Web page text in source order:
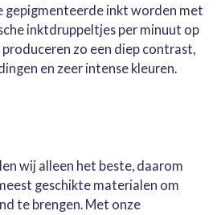
gepigmenteerde inkt worden met
inktdruppeltjes per minuut op
zo een diep contrast,
en zeer intense kleuren.
wij alleen het beste, daarom
geschikte materialen om
te brengen. Met onze